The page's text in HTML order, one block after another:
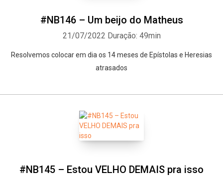
#NB146 – Um beijo do Matheus
21/07/2022 Duração: 49min
Resolvemos colocar em dia os 14 meses de Epístolas e Heresias
atrasados
#NB145 – Estou VELHO DEMAIS pra isso